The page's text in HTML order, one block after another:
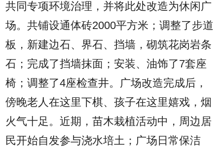
共同专项环境治理，并将此处改造为休闲广
场。共铺设通体砖2000平方米；调整了步道
板，新建边石、界石、挡墙，砌筑花岗岩条
石；完成了挡墙抹面；安装、油饰了7套座
椅；调整了4座检查井。广场改造完成后，
傍晚老人在这里下棋、孩子在这里嬉戏，烟
火气十足。近期，苗木栽植活动中，周边居
民开始自发参与浇水培土；广场日常保洁